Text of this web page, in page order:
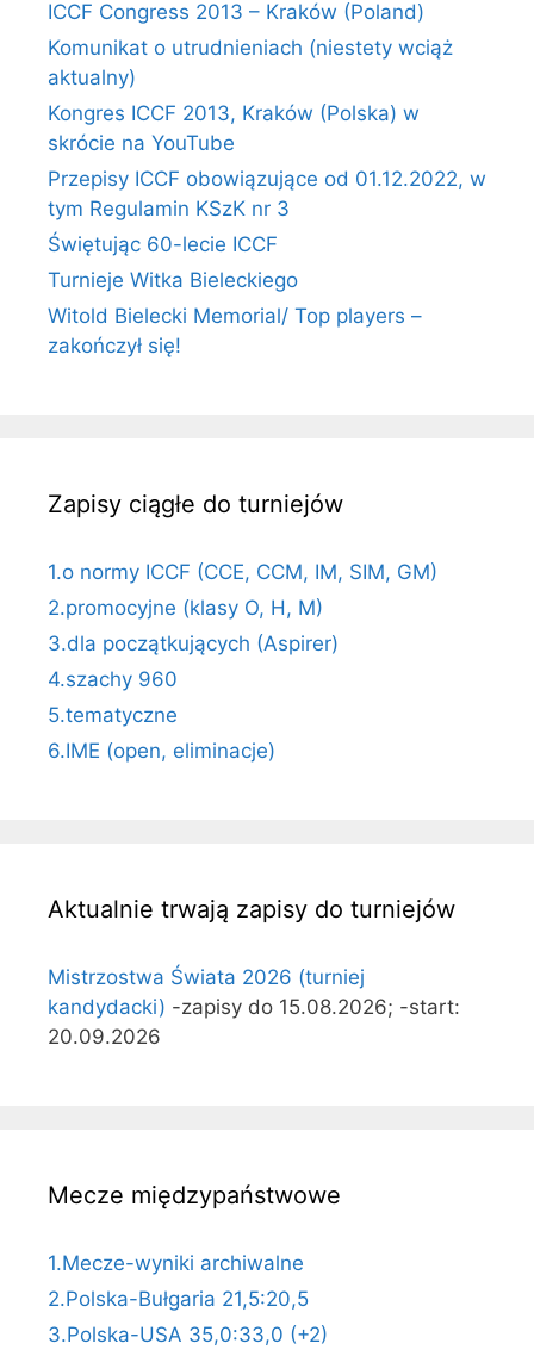
ICCF Congress 2013 – Kraków (Poland)
Komunikat o utrudnieniach (niestety wciąż
aktualny)
Kongres ICCF 2013, Kraków (Polska) w
skrócie na YouTube
Przepisy ICCF obowiązujące od 01.12.2022, w
tym Regulamin KSzK nr 3
Świętując 60-lecie ICCF
Turnieje Witka Bieleckiego
Witold Bielecki Memorial/ Top players –
zakończył się!
Zapisy ciągłe do turniejów
1.o normy ICCF (CCE, CCM, IM, SIM, GM)
2.promocyjne (klasy O, H, M)
3.dla początkujących (Aspirer)
4.szachy 960
5.tematyczne
6.IME (open, eliminacje)
Aktualnie trwają zapisy do turniejów
Mistrzostwa Świata 2026 (turniej
kandydacki) -zapisy do 15.08.2026; -start:
20.09.2026
Mecze międzypaństwowe
1.Mecze-wyniki archiwalne
2.Polska-Bułgaria 21,5:20,5
3.Polska-USA 35,0:33,0 (+2)